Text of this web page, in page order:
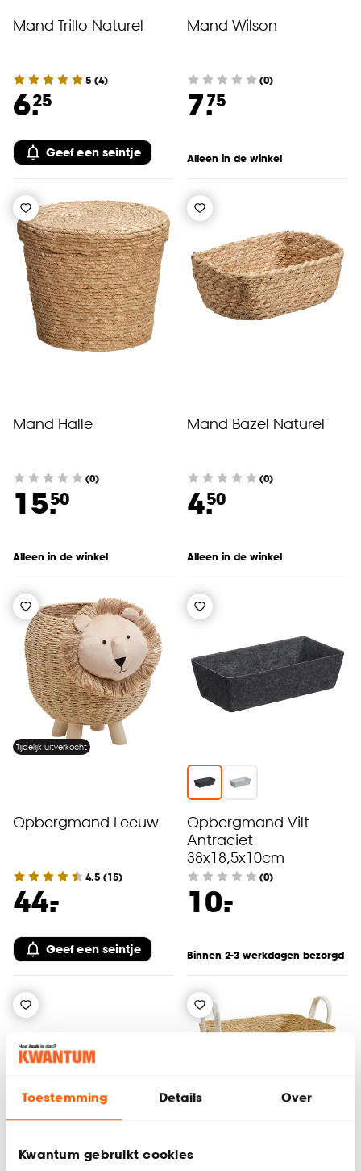
Toestemming Details Over
Kwantum gebruikt cookies
Mand Trillo Naturel
5 (4)
6.25
Geef een seintje
Mand Wilson
(0)
7.75
Alleen in de winkel
Mand Halle
(0)
15.50
Alleen in de winkel
Mand Bazel Naturel
(0)
4.50
Alleen in de winkel
Tijdelijk uitverkocht
Opbergmand Leeuw
4.5 (15)
44.
-
Geef een seintje
Opbergmand Vilt
Antraciet
38x18,5x10cm
(0)
10.
-
Binnen 2-3 werkdagen bezorgd